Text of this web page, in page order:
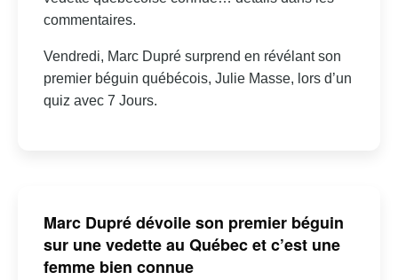
commentaires.
Vendredi, Marc Dupré surprend en révélant son
premier béguin québécois, Julie Masse, lors d’un
quiz avec 7 Jours.
Marc Dupré dévoile son premier béguin
sur une vedette au Québec et c’est une
femme bien connue